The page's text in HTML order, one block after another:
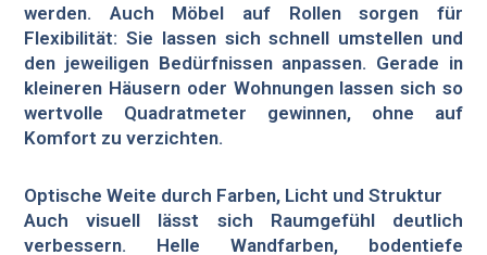
werden. Auch Möbel auf Rollen sorgen für
Flexibilität: Sie lassen sich schnell umstellen und
den jeweiligen Bedürfnissen anpassen. Gerade in
kleineren Häusern oder Wohnungen lassen sich so
wertvolle Quadratmeter gewinnen, ohne auf
Komfort zu verzichten.
Optische Weite durch Farben, Licht und Struktur
Auch visuell lässt sich Raumgefühl deutlich
verbessern. Helle Wandfarben, bodentiefe